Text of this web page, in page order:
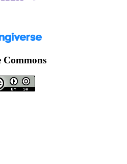
Commons